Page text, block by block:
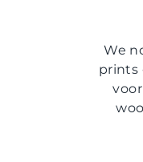
We
prints